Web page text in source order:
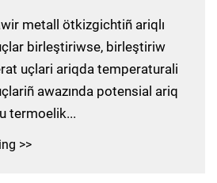
metall ötkizgichtiñ ariqlı
birleştiriwse, birleştiriw
uçlari ariqda temperaturali
awazında potensial ariq
termoelik...
>>